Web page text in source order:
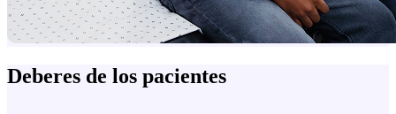
Deberes de los pacientes